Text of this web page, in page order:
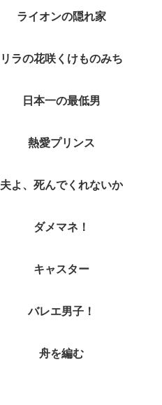
ライオンの隠れ家
リラの花咲くけものみち
日本一の最低男
熱愛プリンス
夫よ、死んでくれないか
ダメマネ！
キャスター
バレエ男子！
舟を編む